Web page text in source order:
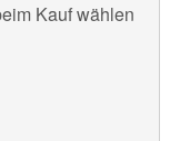
Kauf wählen